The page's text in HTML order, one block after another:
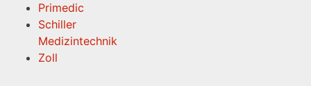
Primedic
Schiller
Medizintechnik
Zoll